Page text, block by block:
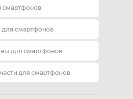
смартфонов
для смартфонов
для смартфонов
для смартфонов